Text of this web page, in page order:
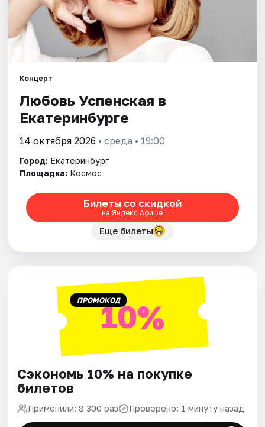
Экскурсии
Спорт
События
Города
Площадки
Рейтинги
Концерт
Любовь Успенская в
Екатеринбурге
14 октября 2026 • среда • 19:00
Город: Екатеринбург
Площадка: Космос
Билеты со скидкой
на Яндекс Афише
Еще билеты
ПРОМОКОД10%
Сэкономь 10% на покупке
билетов
Применили: 8 300 раз Проверено: 1 минуту назад